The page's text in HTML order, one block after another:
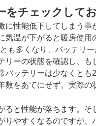
をチェックして
に性能低下してしまう
気温が下がると暖房使
も多くなり、バッテリ
リーの状態を確認し、
バッテリーは少なくと
数をあてにせず、実際の
ると性能が落ちます。
りやすくなるのですが